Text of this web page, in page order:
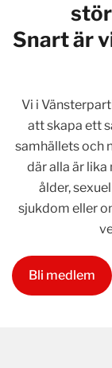
Snart är
Vi i
att skapa ett
samhällets och
där alla är
ålder,
sjukdom eller
Bli medlem